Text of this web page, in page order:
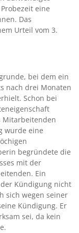
eine
Das
Urteil vom 3.
bei dem ein
nach drei Monaten
Schon bei
Mitarbeitenden
wurde eine
begründete die
mit der
Ein
Kündigung nicht
sich wegen seiner
Kündigung. Er
sei, da kein